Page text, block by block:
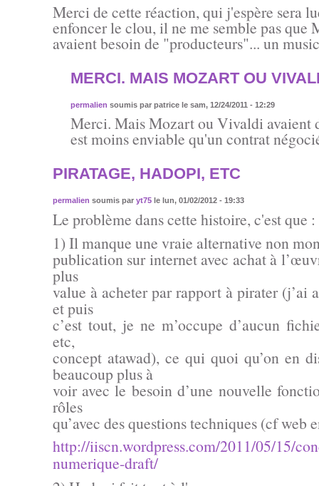
Merci de cette réaction, qui j'espère sera
enfoncer le clou, il ne me semble pas
avaient besoin de "producteurs"... un
MERCI. MAIS MOZART OU
permalien soumis par patricele sam, 12/24/2011 - 12:29
Merci. Mais Mozart ou Vivaldi avaient
est moins enviable qu'un contrat
PIRATAGE, HADOPI, ETC
permalien soumis par yt75le lun, 01/02/2012 - 19:33
Le problème dans cette histoire, c'est que :
1) Il manque une vraie alternative non
publication sur internet avec achat à
plus
value à acheter par rapport à pirater (j’ai
et puis
c’est tout, je ne m’occupe d’aucun
etc,
concept atawad), ce qui quoi qu’on en
beaucoup plus à
voir avec le besoin d’une nouvelle
rôles
qu’avec des questions techniques (cf web
http://iiscn.wordpress.com/2011/05/15/
numerique-draft/